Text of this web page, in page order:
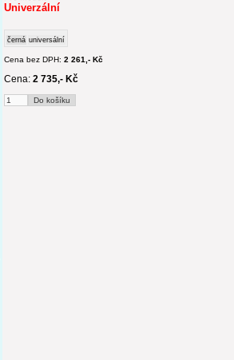
Univerzální
černá universální
Cena bez DPH: 2 261,- Kč
Cena: 2 735,- Kč